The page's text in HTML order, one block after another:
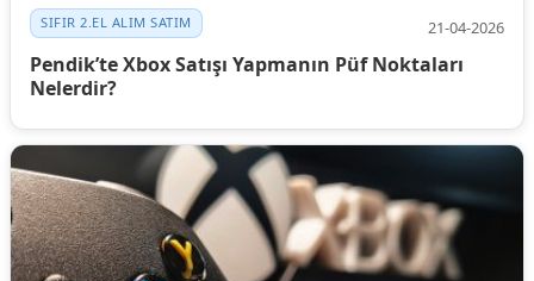
SIFIR 2.EL ALIM SATIM 21-04-2026
Pendik’te Xbox Satışı Yapmanın Püf Noktaları
Nelerdir?